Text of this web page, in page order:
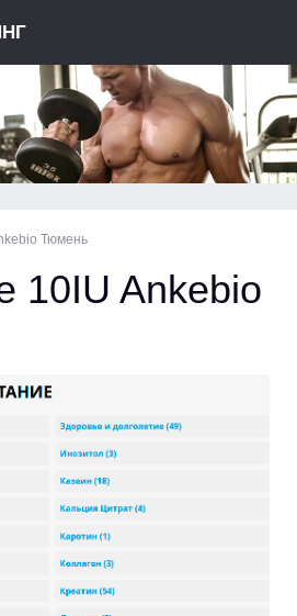
Тюмень
10IU Ankebio